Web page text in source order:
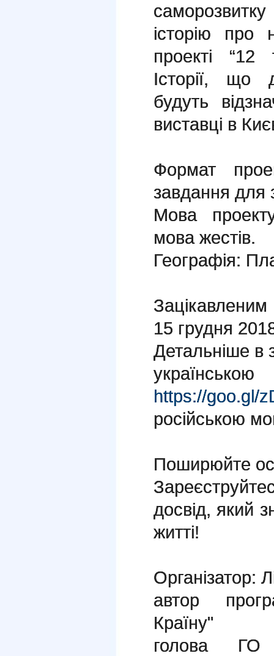
історію про
проекті “12
Історії, що
будуть
виставці в
Формат
завдання для
Мова
мова жестів.
Географія:
Зацікавленим
15 грудня
Детальніше в
https://goo.gl/
російською
Поширюйте
досвід, який
житті!
Організатор:
автор
Країну"
голова ГО